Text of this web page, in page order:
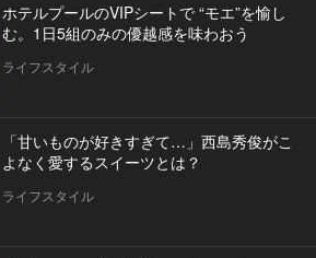
ホテルプールのVIPシートで “モエ”を愉し
む。1日5組のみの優越感を味わおう
ライフスタイル
「甘いものが好きすぎて…」西島秀俊がこ
よなく愛するスイーツとは？
ライフスタイル